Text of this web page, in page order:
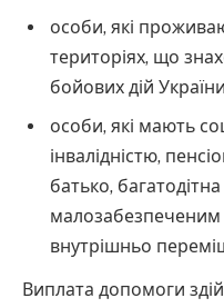
особи, які
територіях, що
бойових дій
особи, які мають
інвалідністю,
батько,
малозабезпеченим
внутрішньо
Виплата допомоги